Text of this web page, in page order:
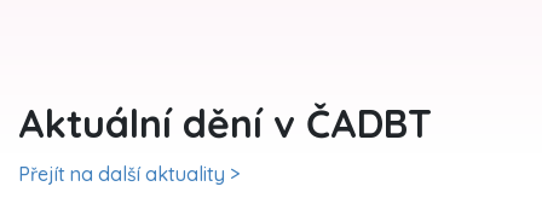
Aktuální dění v ČADBT
Přejít na další aktuality >